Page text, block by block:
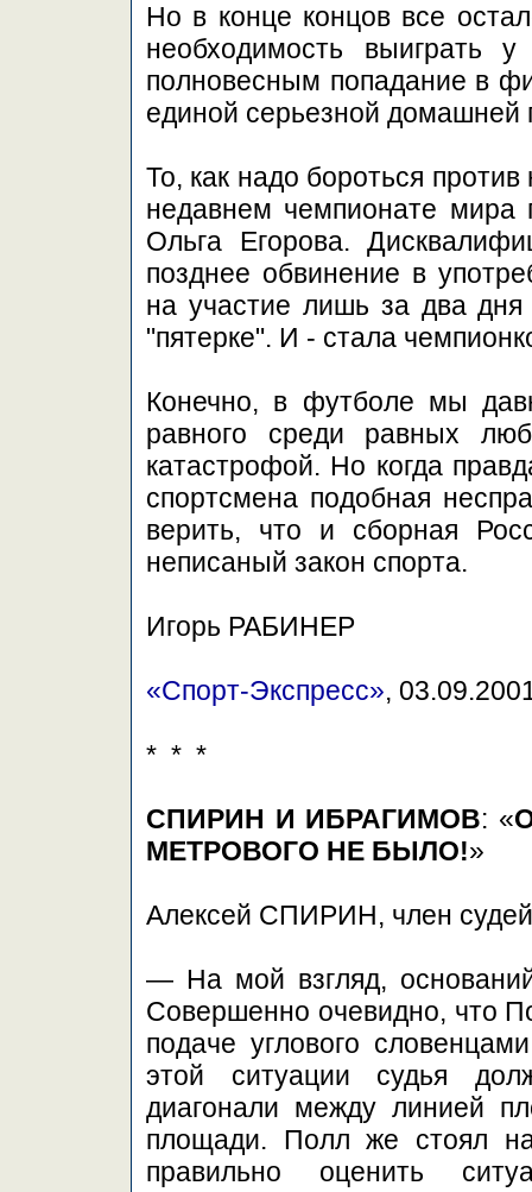
Но в конце концов все
необходимость выиграть
полновесным попадание в
единой серьезной домашней
То, как надо бороться
недавнем чемпионате мира
Ольга Егорова.
позднее обвинение в
на участие лишь за два
"пятерке". И - стала
Конечно, в футболе мы
равного среди равных
катастрофой. Но когда
спортсмена подобная
верить, что и сборная
неписаный закон спорта.
Игорь РАБИНЕР
«Спорт-Экспресс»,
* * *
СПИРИН И ИБРАГИМОВ: «
МЕТРОВОГО НЕ БЫЛО!»
Алексей СПИРИН, член
— На мой взгляд,
Совершенно очевидно, что
подаче углового
этой ситуации судья
диагонали между линией
площади. Полл же стоял
правильно оценить